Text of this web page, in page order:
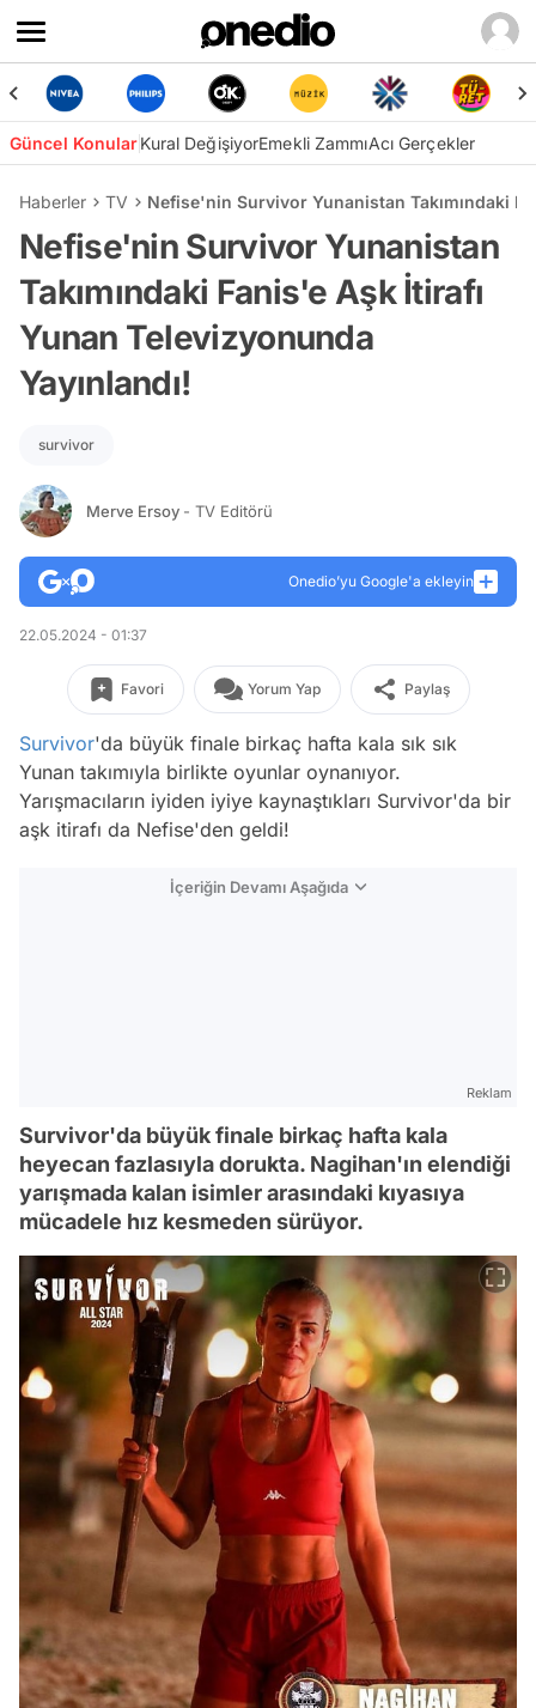
Güncel KonularKural DeğişiyorEmekli ZammıAcı Gerçekler
Haberler TV Nefise'nin Survivor Yunanistan Takımındaki
Nefise'nin Survivor Yunanistan
Takımındaki Fanis'e Aşk İtirafı
Yunan Televizyonunda
Yayınlandı!
survivor
Merve Ersoy - TV Editörü
Onedio’yu Google'a ekleyin
22.05.2024 - 01:37
Favori Yorum Yap Paylaş
Survivor'da büyük finale birkaç hafta kala sık sık
Yunan takımıyla birlikte oyunlar oynanıyor.
Yarışmacıların iyiden iyiye kaynaştıkları Survivor'da bir
aşk itirafı da Nefise'den geldi!
İçeriğin Devamı Aşağıda
Reklam
Survivor'da büyük finale birkaç hafta kala
heyecan fazlasıyla dorukta. Nagihan'ın elendiği
yarışmada kalan isimler arasındaki kıyasıya
mücadele hız kesmeden sürüyor.